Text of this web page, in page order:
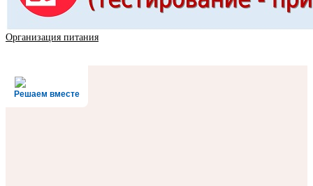
Организация питания
Решаем вместе